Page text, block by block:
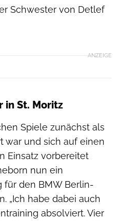
Schwester von Detlef
ANZEIGE
in St. Moritz
Spiele zunächst als
war und sich auf einen
Einsatz vorbereitet
nun ein
für den BMW Berlin-
„Ich habe dabei auch
absolviert. Vier